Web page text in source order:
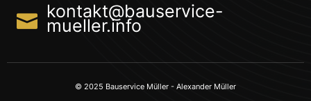
kontakt@bauservice-
mueller.info
© 2025 Bauservice Müller - Alexander Müller